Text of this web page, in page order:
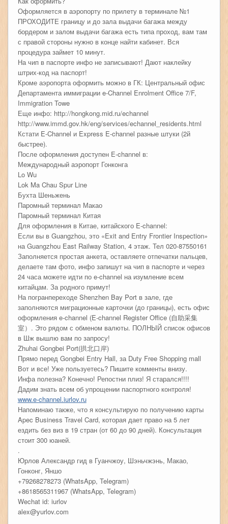
Оформляется в аэропорту по прилету в терминале №1
ПРОХОДИТЕ границу и до зала выдачи багажа между
бордером и залом выдачи багажа есть типа проход, вам там
с правой стороны нужно в конце найти кабинет. Вся
процедура займет 10 минут.
На чип в паспорте инфо не записывают! Дают наклейку
штрих-код на паспорт!
Кроме аэропорта оформить можно в ГК: Центральный офис
Департамента иммиграции e-Channel Enrolment Office 7/F,
Immigration Towe
Еще инфо: http://hongkong.mid.ru/echannel
http://www.immd.gov.hk/eng/services/echannel_residents.html
Кстати E-Channel и Express E-channel разные штуки (2й
быстрее).
После оформления доступен E-channel в:
Международный аэропорт Гонконга
Lo Wu
Lok Ma Chau Spur Line
Бухта Шеньжень
Паромный терминал Макао
Паромный терминал Китая
Для оформления в Китае, китайского E-channel:
Если вы в Guangzhou, это «Exit and Entry Frontier Inspection»
на Guangzhou East Railway Station, 4 этаж. Тел 020-87550161
Заполняется простая анкета, оставляете отпечатки пальцев,
делаете там фото, инфо запишут на чип в паспорте и через
24 часа можете идти по e-channel на изумление всем
китайцам. За родного примут!
На погранпереходе Shenzhen Bay Port в зале, где
заполняются миграционные карточки (до границы), есть офис
оформления e-channel (E-channel Register Office (自助采集
室）. Это рядом с обменом валюты. ПОЛНЫЙ список офисов
в Шж вышлю вам по запросу!
Zhuhai Gongbei Port(拱北口岸)
Прямо перед Gongbei Entry Hall, за Duty Free Shopping mall
Вот и все! Уже пользуетесь? Пишите комменты внизу.
Инфа полезна? Конечно! Репостни плиз! Я старался!!!!
Дадим знать всем об упрощении паспортного контроля!
www.e-channel.iurlov.ru
Напоминаю также, что я консультирую по получению карты
Apec Business Travel Card, которая дает право на 5 лет
ездить без виз в 19 стран (от 60 до 90 дней). Консультация
стоит 300 юаней.
.
Юрлов Александр гид в Гуанчжоу, Шэньчжэнь, Макао,
Гонконг, Яншо
+79268278273 (WhatsApp, Telegram)
+8618565311967 (WhatsApp, Telegram)
Wechat id: iurlov
alex@yurlov.com